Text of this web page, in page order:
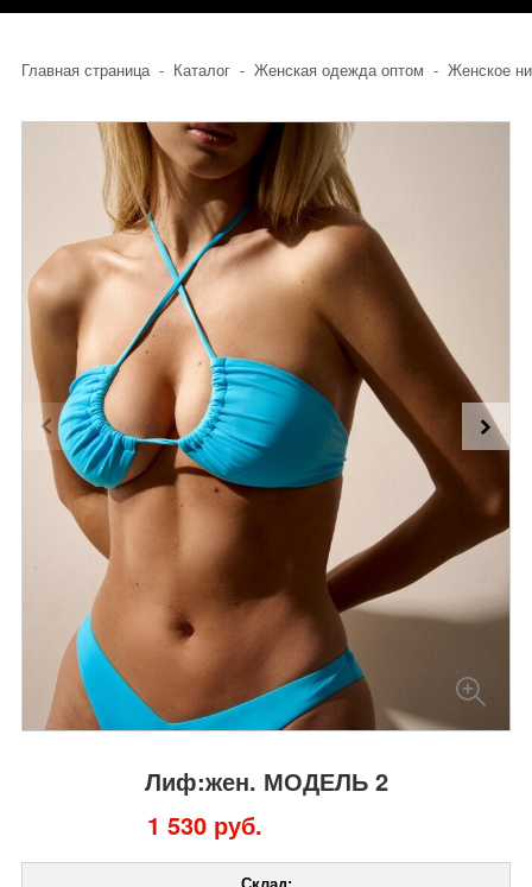
Главная страница - Каталог - Женская одежда оптом - Женское
Лиф:жен. МОДЕЛЬ 2
1 530 руб.